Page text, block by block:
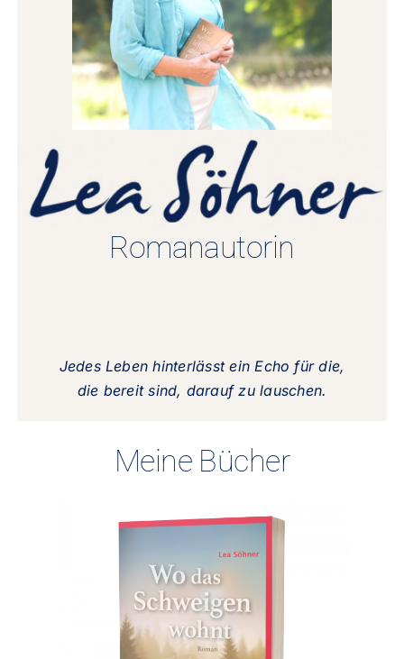
Romanautorin
Jedes Leben hinterlässt ein Echo für die,
die bereit sind, darauf zulauschen.
Meine Bücher